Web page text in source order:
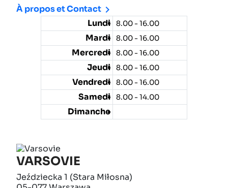
À propos et Contact 
Lundi 8.00 - 16.00
Mardi 8.00 - 16.00
Mercredi 8.00 - 16.00
Jeudi 8.00 - 16.00
Vendredi 8.00 - 16.00
Samedi 8.00 - 14.00
Dimanche
VARSOVIE
Jeździecka 1 (Stara Miłosna)